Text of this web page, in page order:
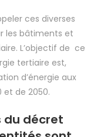
ces diverses
les bâtiments et
L’objectif de ce
tertiaire est,
d’énergie aux
de 2050.
du décret